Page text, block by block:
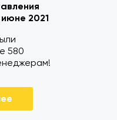
2021
580